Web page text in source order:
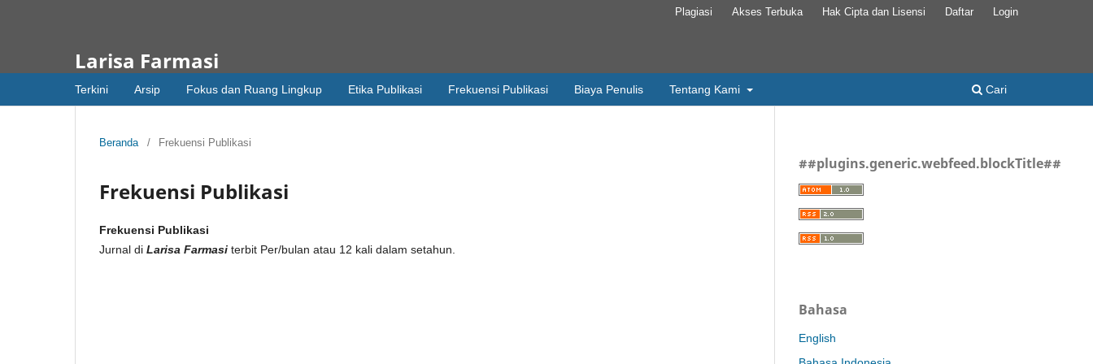
Larisa Farmasi
Terkini Arsip Fokus dan Ruang Lingkup Etika Publikasi Frekuensi Publikasi Biaya Penulis Tentang Kami Cari
Plagiasi Akses Terbuka Hak Cipta dan Lisensi Daftar Login
Beranda / Frekuensi Publikasi
Frekuensi Publikasi
Frekuensi Publikasi
Jurnal di Larisa Farmasi terbit Per/bulan atau 12 kali dalam setahun.
##plugins.generic.webfeed.blockTitle##
Bahasa
English